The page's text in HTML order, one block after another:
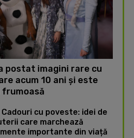
postat imagini rare cu
acum 10 ani și este
frumoasă
Cadouri cu poveste: idei de
care marchează
importante din viață